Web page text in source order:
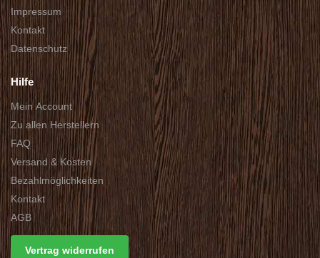
Impressum
Kontakt
Datenschutz
Hilfe
Mein Account
Zu allen Herstellern
FAQ
Versand & Kosten
Bezahlmöglichkeiten
Kontakt
AGB
Vertrag widerrufen